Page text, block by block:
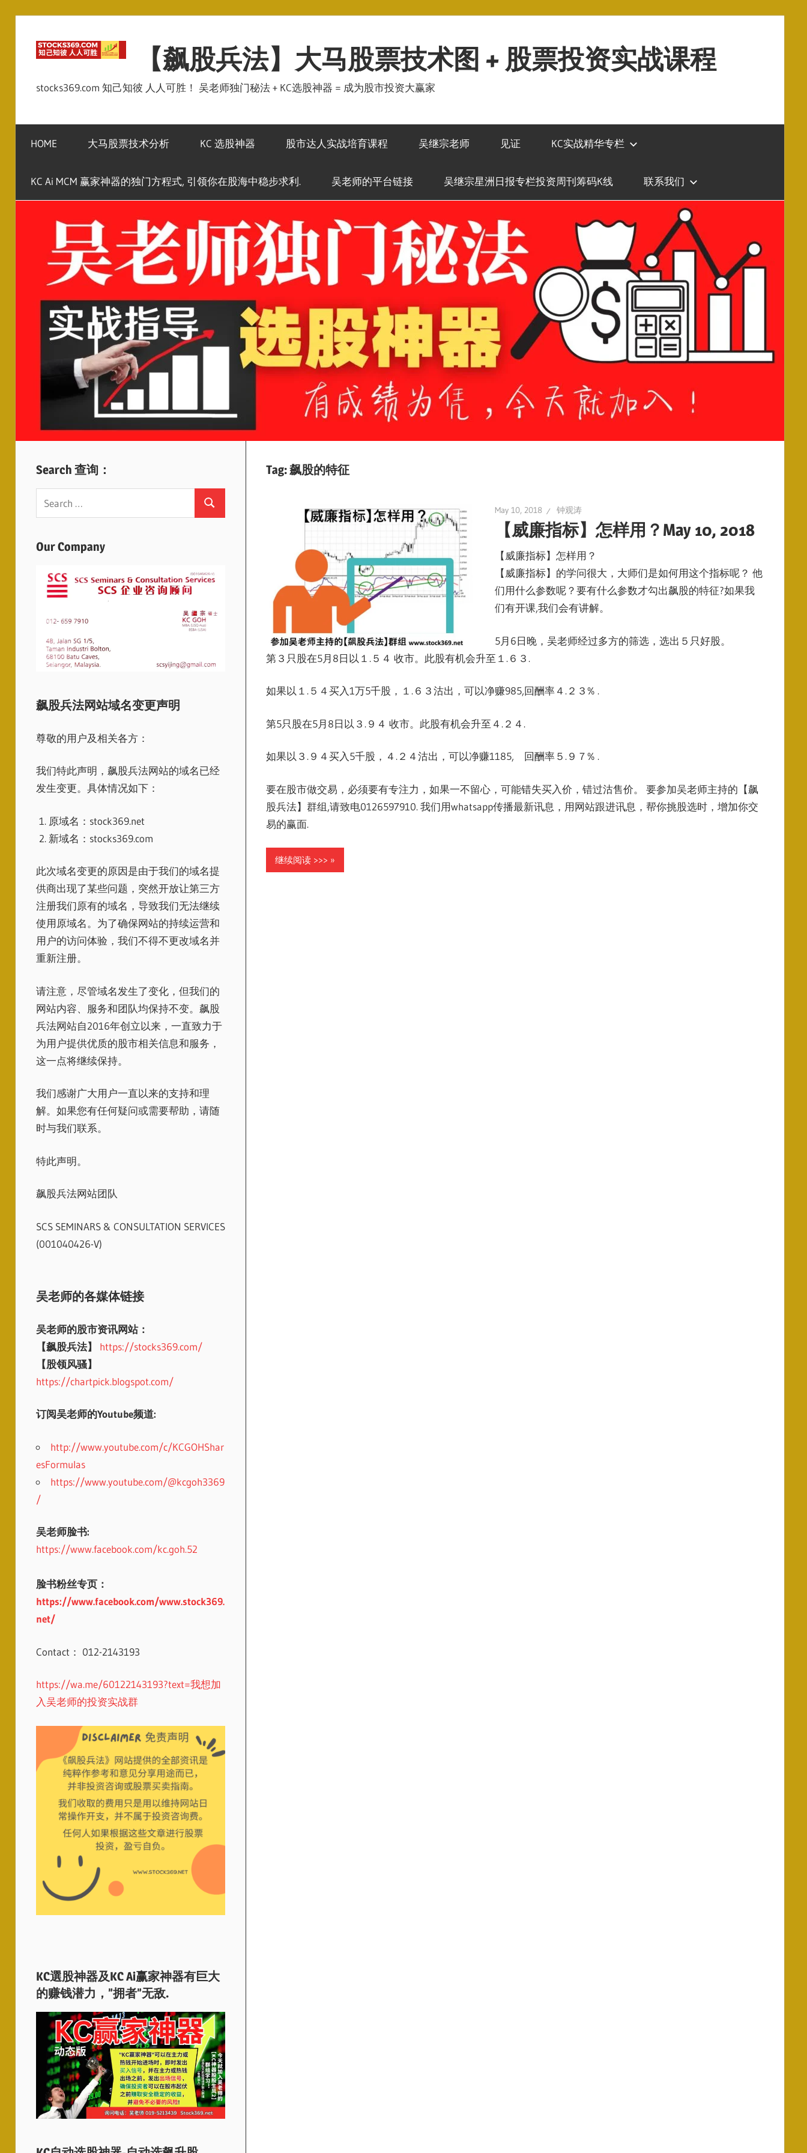
content
【飙股兵法】大马股票技术图 + 股票投资实战课程
stocks369.com 知己知彼 人人可胜！ 吴老师独门秘法 + KC选股神器 = 成为股市投资大赢家
HOME 大马股票技术分析 KC 选股神器 股市达人实战培育课程 吴继宗老师 见证 KC实战精华专栏
KC Ai MCM 赢家神器的独门方程式, 引领你在股海中稳步求利. 吴老师的平台链接 吴继宗星洲日报专栏投资周刊筹码K线 联系我们
Tag:飙股的特征
May 10, 2018 钟观涛
【威廉指标】怎样用？May 10, 2018
【威廉指标】怎样用？
【威廉指标】的学问很大，大师们是如何用这个指标呢？ 他
们用什么参数呢？要有什么参数才勾出飙股的特征?如果我
们有开课,我们会有讲解。
5月6日晚，吴老师经过多方的筛选，选出５只好股。
第３只股在5月8日以１.５４ 收市。此股有机会升至１.６３.
如果以１.５４买入1万5千股，１.６３沽出，可以净赚985,回酬率４.２３% .
第5只股在5月8日以３.９４ 收市。此股有机会升至４.２４.
如果以３.９４买入5千股，４.２４沽出，可以净赚1185, 回酬率５.９７% .
要在股市做交易，必须要有专注力，如果一不留心，可能错失买入价，错过沽售价。 要参加吴老师主持的【飙
股兵法】群组,请致电0126597910. 我们用whatsapp传播最新讯息，用网站跟进讯息，帮你挑股选时，增加你交
易的赢面.
继续阅读 >>>
Search 查询：
Search
Our Company
飙股兵法网站域名变更声明
尊敬的用户及相关各方：
我们特此声明，飙股兵法网站的域名已经
发生变更。具体情况如下：
原域名：stock369.net
新域名：stocks369.com
此次域名变更的原因是由于我们的域名提
供商出现了某些问题，突然开放让第三方
注册我们原有的域名，导致我们无法继续
使用原域名。为了确保网站的持续运营和
用户的访问体验，我们不得不更改域名并
重新注册。
请注意，尽管域名发生了变化，但我们的
网站内容、服务和团队均保持不变。飙股
兵法网站自2016年创立以来，一直致力于
为用户提供优质的股市相关信息和服务，
这一点将继续保持。
我们感谢广大用户一直以来的支持和理
解。如果您有任何疑问或需要帮助，请随
时与我们联系。
特此声明。
飙股兵法网站团队
SCS SEMINARS & CONSULTATION SERVICES
(001040426-V)
吴老师的各媒体链接
吴老师的股市资讯网站：
【飙股兵法】
https://stocks369.com/
【股领风骚】
https://chartpick.blogspot.com/
订阅吴老师的Youtube频道:
http://www.youtube.com/c/KCGOHShar
esFormulas
https://www.youtube.com/@kcgoh3369
/
吴老师脸书:
https://www.facebook.com/kc.goh.52
脸书粉丝专页：
https://www.facebook.com/www.stock369.
net/
Contact： 012-2143193
https://wa.me/60122143193?text=我想加
入吴老师的投资实战群
KC選股神器及KC Ai赢家神器有巨大
的赚钱潜力，”拥者”无敌.